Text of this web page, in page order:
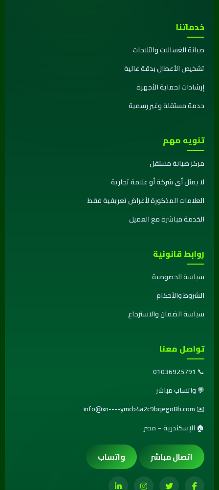
خدماتنا
صيانة الغسالات والثلاجات
تشخيص الأعطال بدقة عالية
إرشادات لحماية الأجهزة
خدمة مستقلة وغير رسمية
تنويه مهم
مركز صيانة مستقل
لا يمثل أي شركة أو علامة تجارية
العلامات المذكورة لأغراض تعريفية فقط
الخدمة مباشرة مع العميل
روابط قانونية
سياسة الخصوصية
الشروط والأحكام
سياسة الضمان والاسترجاع
تواصل معنا
📞
01036925791
💬واتساب مباشر
✉️
info@xn----ymcb4a2c9bqego8b.com
🏠 الإسكندرية – مصر
اتصال مباشر واتساب